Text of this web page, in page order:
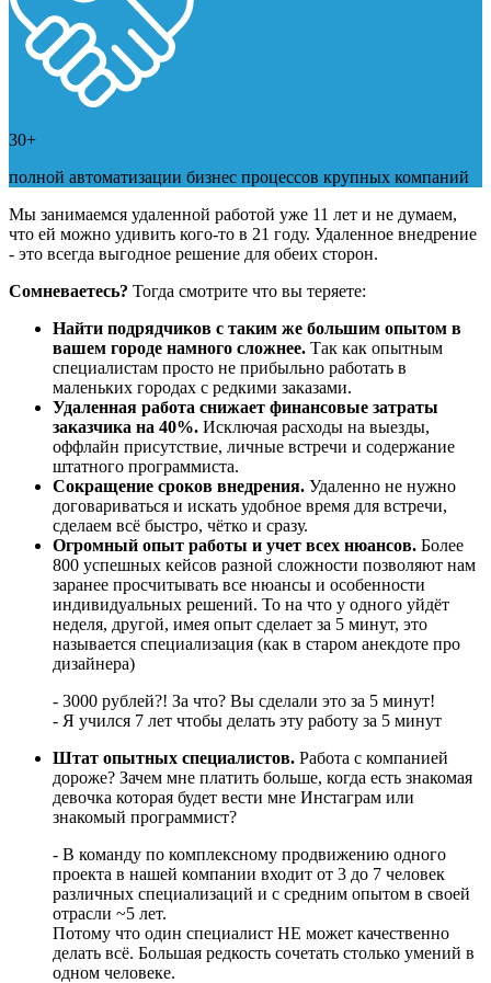
30+
полной автоматизации бизнес процессов крупных компаний
Мы занимаемся удаленной работой уже 11 лет и не думаем,
что ей можно удивить кого-то в 21 году. Удаленное внедрение
- это всегда выгодное решение для обеих сторон.
Сомневаетесь? Тогда смотрите что вы теряете:
Найти подрядчиков с таким же большим опытом в
вашем городе намного сложнее. Так как опытным
специалистам просто не прибыльно работать в
маленьких городах с редкими заказами.
Удаленная работа снижает финансовые затраты
заказчика на 40%. Исключая расходы на выезды,
оффлайн присутствие, личные встречи и содержание
штатного программиста.
Сокращение сроков внедрения. Удаленно не нужно
договариваться и искать удобное время для встречи,
сделаем всё быстро, чётко и сразу.
Огромный опыт работы и учет всех нюансов. Более
800 успешных кейсов разной сложности позволяют нам
заранее просчитывать все нюансы и особенности
индивидуальных решений. То на что у одного уйдёт
неделя, другой, имея опыт сделает за 5 минут, это
называется специализация (как в старом анекдоте про
дизайнера)
- 3000 рублей?! За что? Вы сделали это за 5 минут!
- Я учился 7 лет чтобы делать эту работу за 5 минут
Штат опытных специалистов. Работа с компанией
дороже? Зачем мне платить больше, когда есть знакомая
девочка которая будет вести мне Инстаграм или
знакомый программист?
- В команду по комплексному продвижению одного
проекта в нашей компании входит от 3 до 7 человек
различных специализаций и с средним опытом в своей
отрасли ~5 лет.
Потому что один специалист НЕ может качественно
делать всё. Большая редкость сочетать столько умений в
одном человеке.